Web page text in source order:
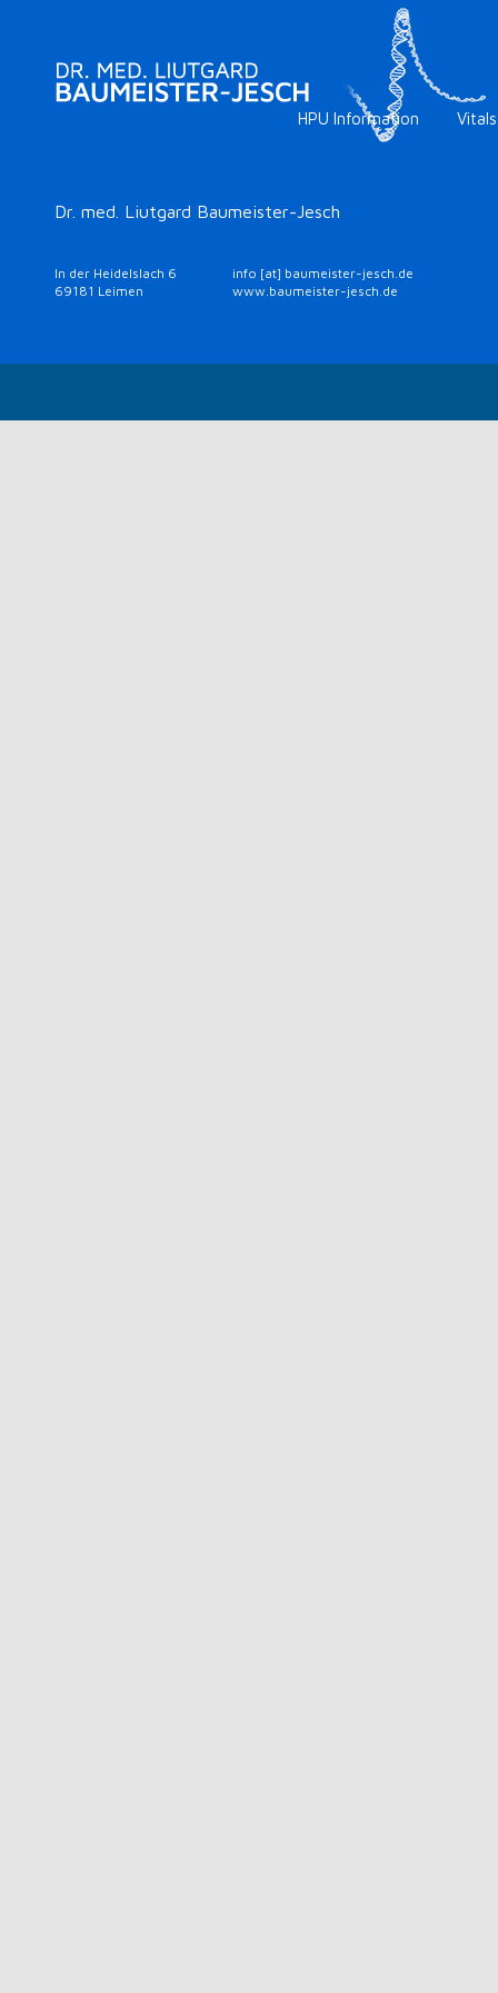
HPU Information
Dr. med. Liutgard Baumeister-Jesch
In der Heidelslach 6
69181 Leimen
info [at] baumeister-jesch.de
www.baumeister-jesch.de